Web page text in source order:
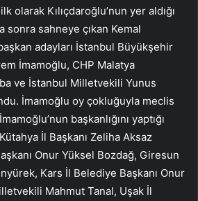
olarak Kılıçdaroğlu’nun yer aldığı
sahneye çıkan Kemal
adayları İstanbul Büyükşehir
İmamoğlu, CHP Malatya
ve İstanbul Milletvekili Yunus
İmamoğlu oy çokluğuyla meclis
başkanlığını yaptığı
İl Başkanı Zeliha Aksaz
Onur Yüksel Bozdağ, Giresun
Kars İl Belediye Başkanı Onur
Mahmut Tanal, Uşak İl